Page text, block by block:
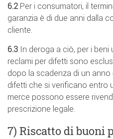
6.2 Per i consumatori, il
garanzia è di due anni dalla
cliente.
6.3 In deroga a ciò, per i beni
reclami per difetti sono
dopo la scadenza di un
difetti che si verificano entro
merce possono essere
prescrizione legale.
7) Riscatto di buoni